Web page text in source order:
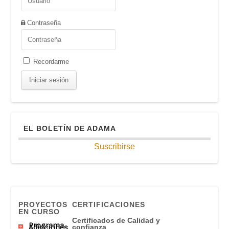
Contraseña
Recordarme
EL BOLETÍN DE ADAMA
Suscribirse
PROYECTOS
EN CURSO
Programa
CERTIFICACIONES
Certificados de Calidad y
confianza